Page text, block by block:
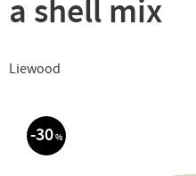
a shell mix
Liewood
30%